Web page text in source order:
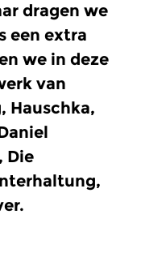
dragen we
een extra
we in deze
van
Hauschka,
Die